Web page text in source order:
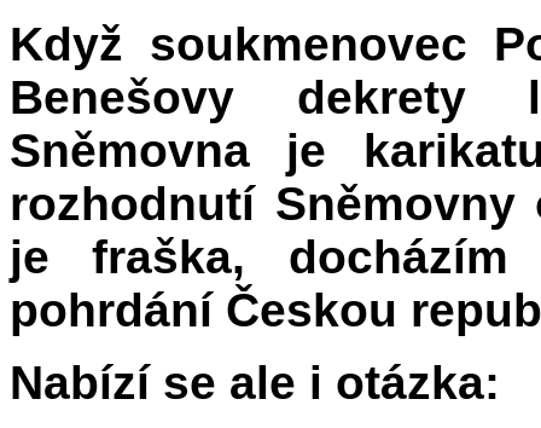
Když soukmenovec
Benešovy
Sněmovna je
rozhodnutí
je fraška,
pohrdání Českou
Nabízí se ale i otázka: